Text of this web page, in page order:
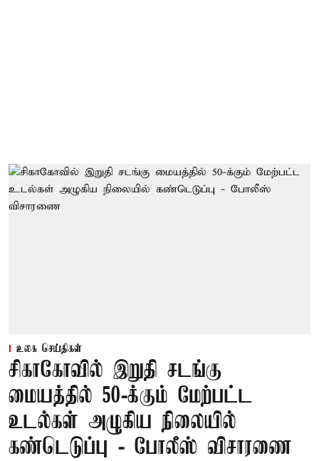
உலக செய்திகள்
சிகாகோவில் இறுதி சடங்கு
மையத்தில் 50-க்கும் மேற்பட்ட
உடல்கள் அழுகிய நிலையில்
கண்டெடுப்பு - போலீஸ் விசாரணை